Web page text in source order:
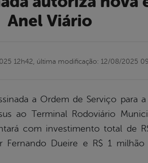
Anel Viário
12h42, última modificação: 12/08/2025
a Ordem de Serviço para
ao Terminal Rodoviário
com investimento total de
Fernando Dueire e R$ 1